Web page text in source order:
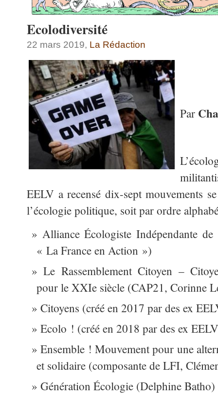
Ecolodiversité
22 mars 2019, La Rédaction
Par
EELV a recensé dix-sept mouvements
l’écologie politique, soit par ordre
Alliance Écologiste Indépendante
« La France en Action »)
Le Rassemblement Citoyen –
pour le XXIe siècle (CAP21, Corinne
Citoyens (créé en 2017 par des ex
Ecolo ! (créé en 2018 par des ex
Ensemble ! Mouvement pour une
et solidaire (composante de LFI,
Génération Écologie (Delphine Batho)